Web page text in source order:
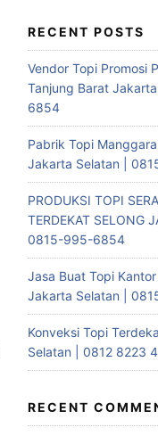
RECENT POSTS
Vendor Topi Promosi
Tanjung Barat
6854
Pabrik Topi
Jakarta Selatan |
PRODUKSI TOPI
TERDEKAT SELONG
0815-995-6854
Jasa Buat Topi
Jakarta Selatan |
Konveksi Topi
Selatan | 0812 8223
RECENT